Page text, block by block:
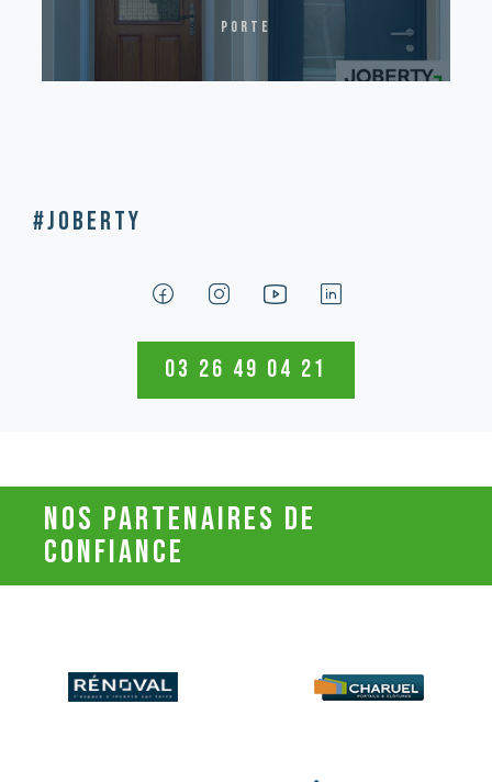
porte
#Joberty
03 26 49 04 21
nos partenaires de
confiance